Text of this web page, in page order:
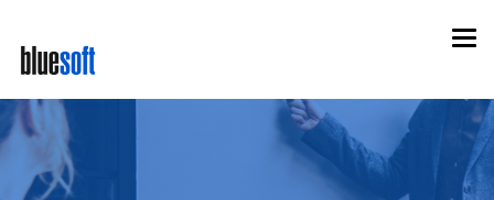
main
content